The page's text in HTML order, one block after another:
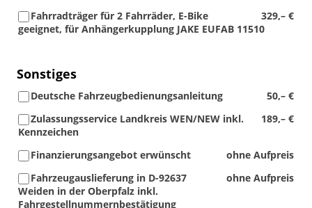
329,– €
Fahrradträger für 2 Fahrräder, E-Bike
geeignet, für Anhängerkupplung JAKE EUFAB 11510
Sonstiges
50,– €
Deutsche Fahrzeugbedienungsanleitung
189,– €
Zulassungsservice Landkreis WEN/NEW inkl.
Kennzeichen
ohne Aufpreis
Finanzierungsangebot erwünscht
ohne Aufpreis
Fahrzeugauslieferung in D-92637
Weiden in der Oberpfalz inkl.
Fahrgestellnummernbestätigung